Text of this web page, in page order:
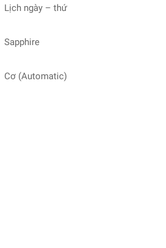
Lịch ngày – thứ
Sapphire
Cơ (Automatic)